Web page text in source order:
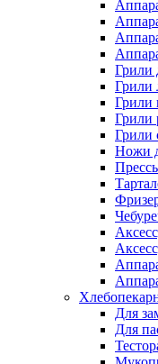
Грили
Грили
Грили
Грили
Грили
Ножи
Для
Для